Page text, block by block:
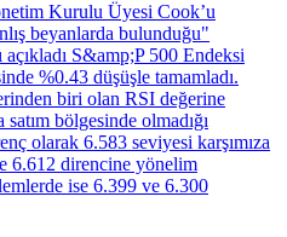
Kurulu Üyesi Cook’u
beyanlarda bulunduğu"
açıkladı S&amp;P 500 Endeksi
%0.43 düşüşle tamamladı.
biri olan RSI değerine
satım bölgesinde olmadığı
olarak 6.583 seviyesi karşımıza
6.612 direncine yönelim
ise 6.399 ve 6.300